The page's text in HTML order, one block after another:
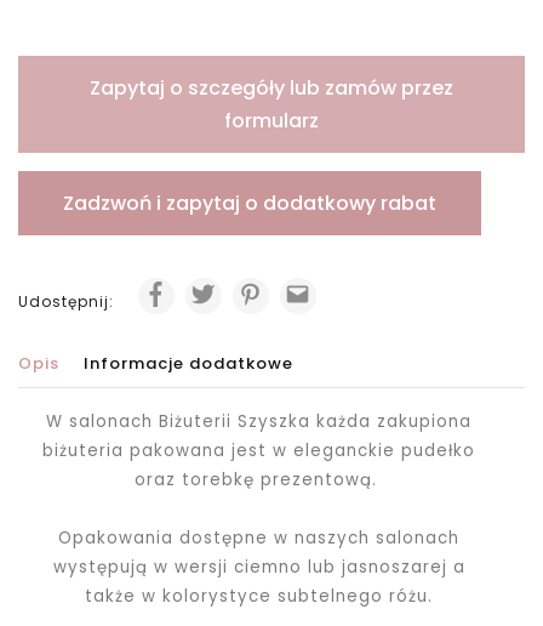
Zapytaj o szczegóły lub zamów przez
formularz
Zadzwoń i zapytaj o dodatkowy rabat
Udostępnij:
Opis Informacje dodatkowe
W salonach Biżuterii Szyszka każda zakupiona
biżuteria pakowana jestw eleganckie pudełko
oraz torebkę prezentową.
Opakowania dostępne w naszych salonach
występują w wersji ciemno lub jasnoszarej a
także w kolorystyce subtelnego różu.